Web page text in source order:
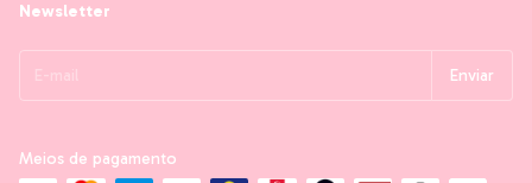
Newsletter
Meios de pagamento